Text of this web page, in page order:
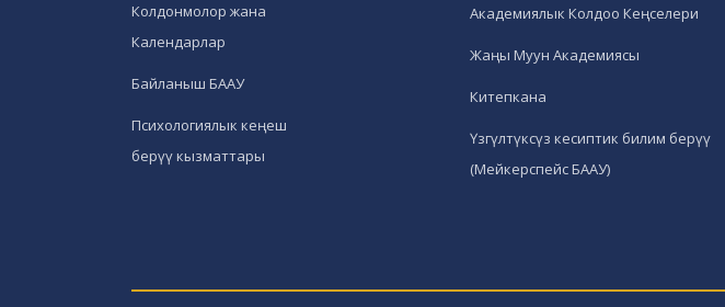
Колдонмолор жана
Календарлар
Байланыш БААУ
Психологиялык кеңеш
берүү кызматтары
Академиялык Колдоо Кеңселери
Жаңы Муун Академиясы
Китепкана
Үзгүлтүксүз кесиптик билим берүү
(Мейкерспейс БААУ)